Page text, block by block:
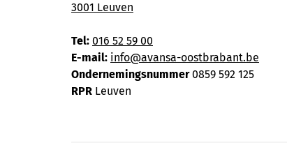
3001 Leuven
Tel: 016 52 59 00
E-mail: info@avansa-oostbrabant.be
Ondernemingsnummer0859 592 125
RPR Leuven